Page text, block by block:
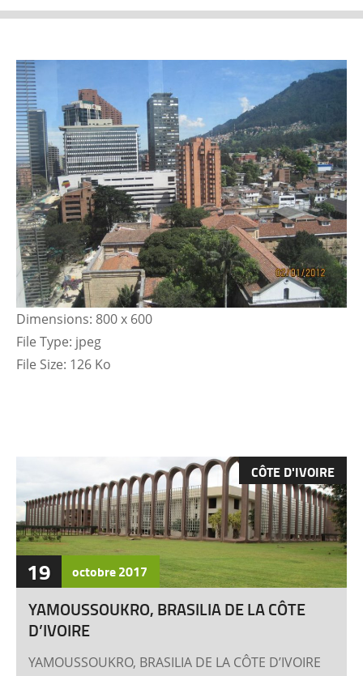
Dimensions: 800 x 600
File Type: jpeg
File Size: 126 Ko
CÔTE D'IVOIRE
19 octobre2017
YAMOUSSOUKRO, BRASILIA DE LA CÔTE
D’IVOIRE
YAMOUSSOUKRO, BRASILIA DE LA CÔTE D’IVOIRE